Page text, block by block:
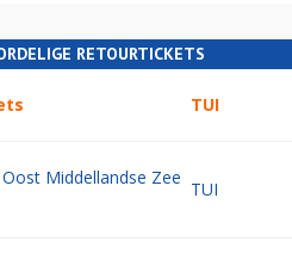
RETOURTICKETS
TUI
Oost Middellandse Zee
TUI